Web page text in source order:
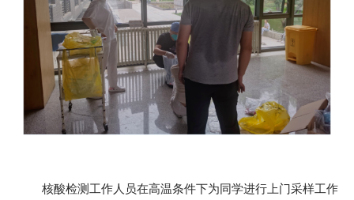
核酸检测工作人员在高温条件下为同学进行上门采样工作